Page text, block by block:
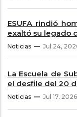
ESUFA rindió
exaltó su legado
Noticias Jul 24,
La Escuela de
el desfile del 20
Noticias Jul 17, 2026